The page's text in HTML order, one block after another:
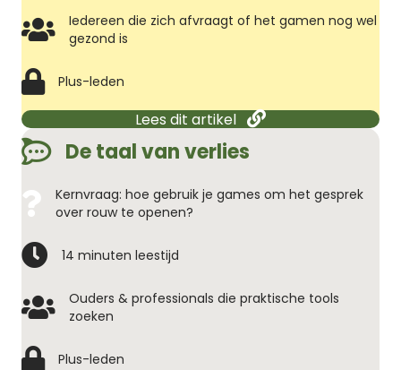
Iedereen die zich afvraagt of het gamen nog wel
gezond is
Plus-leden
Lees dit artikel
De taal van verlies
Kernvraag: hoe gebruik je games om het gesprek
over rouw te openen?
14 minuten leestijd
Ouders & professionals die praktische tools
zoeken
Plus-leden